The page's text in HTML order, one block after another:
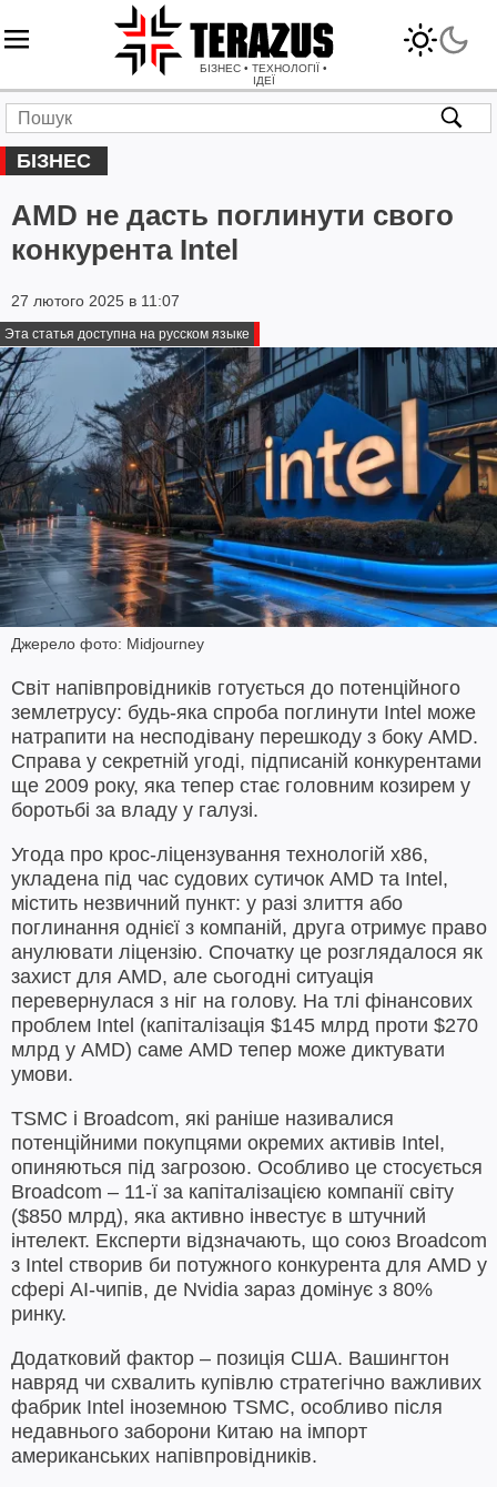
БІЗНЕС • ТЕХНОЛОГІЇ •
ІДЕЇ
БІЗНЕС
AMD не дасть поглинути свого
конкурента Intel
27 лютого 2025 в 11:07
Эта статья доступна на русском языке
Джерело фото: Midjourney
Світ напівпровідників готується до потенційного
землетрусу: будь-яка спроба поглинути Intel може
натрапити на несподівану перешкоду з боку AMD.
Справа у секретній угоді, підписаній конкурентами
ще 2009 року, яка тепер стає головним козирем у
боротьбі за владу у галузі.
Угода про крос-ліцензування технологій x86,
укладена під час судових сутичок AMD та Intel,
містить незвичний пункт: у разі злиття або
поглинання однієї з компаній, друга отримує право
анулювати ліцензію. Спочатку це розглядалося як
захист для AMD, але сьогодні ситуація
перевернулася з ніг на голову. На тлі фінансових
проблем Intel (капіталізація $145 млрд проти $270
млрд у AMD) саме AMD тепер може диктувати
умови.
TSMC і Broadcom, які раніше називалися
потенційними покупцями окремих активів Intel,
опиняються під загрозою. Особливо це стосується
Broadcom – 11-ї за капіталізацією компанії світу
($850 млрд), яка активно інвестує в штучний
інтелект. Експерти відзначають, що союз Broadcom
з Intel створив би потужного конкурента для AMD у
сфері AI-чипів, де Nvidia зараз домінує з 80%
ринку.
Додатковий фактор – позиція США. Вашингтон
навряд чи схвалить купівлю стратегічно важливих
фабрик Intel іноземною TSMC, особливо після
недавнього заборони Китаю на імпорт
американських напівпровідників.